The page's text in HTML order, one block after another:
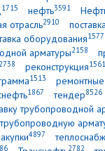
1715 нефть3591
отрасль2910 поставка
оборудования1577
арматуры2158
2738 реконструкция1561
1513
1867 тендер8526
трубопроводной
4897
2782